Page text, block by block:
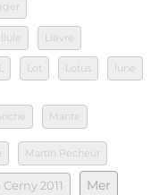
Lièvre
Lot Lotus lune
Mante
Martin Pecheur
2011 Mer